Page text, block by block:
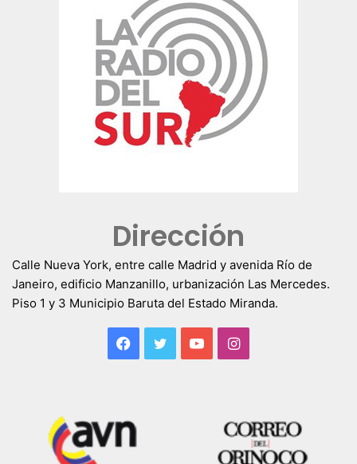
Dirección
Calle Nueva York, entre calle Madrid y avenida Río de
Janeiro, edificio Manzanillo, urbanización Las Mercedes.
Piso 1 y 3 Municipio Baruta del Estado Miranda.
Facebook
TwitterYouTubeInstagram